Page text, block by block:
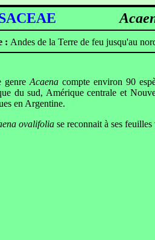
: Andes de la Terre de feu jusqu'au
Acaena compte environ 90
du sud, Amérique centrale et
en Argentine.
ovalifolia se reconnait à ses